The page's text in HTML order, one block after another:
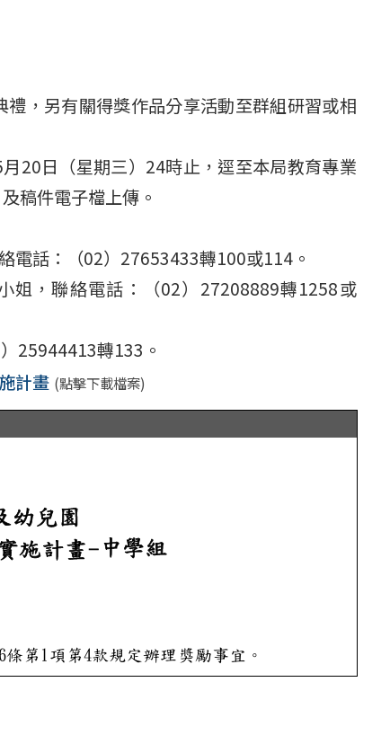
，另有關得獎作品分享活動至群組研習或相
20日（星期三）24時止，逕至本局教育專業
稿件電子檔上傳。
電話：（02）27653433轉100或114。
姐，聯絡電話：（02）27208889轉1258或
25944413轉133。
計畫 (點擊下載檔案)